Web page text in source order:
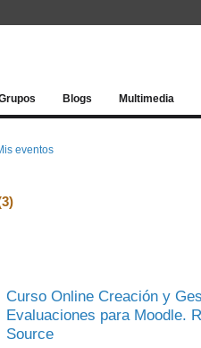
Blogs Multimedia
eventos
Curso Online Creación y
Evaluaciones para Moodle.
Source